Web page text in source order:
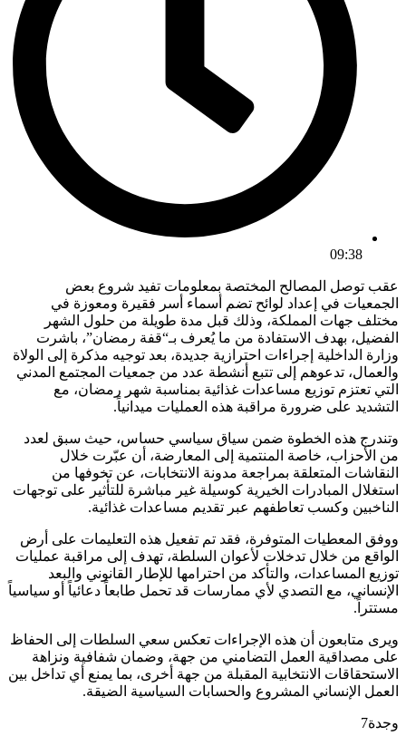
09:38
عقب توصل المصالح المختصة بمعلومات تفيد شروع بعض
الجمعيات في إعداد لوائح تضم أسماء أسر فقيرة ومعوزة في
مختلف جهات المملكة، وذلك قبل مدة طويلة من حلول الشهر
الفضيل، بهدف الاستفادة من ما يُعرف بـ“قفة رمضان”، باشرت
وزارة الداخلية إجراءات احترازية جديدة، بعد توجيه مذكرة إلى الولاة
والعمال، تدعوهم إلى تتبع أنشطة عدد من جمعيات المجتمع المدني
التي تعتزم توزيع مساعدات غذائية بمناسبة شهر رمضان، مع
التشديد على ضرورة مراقبة هذه العمليات ميدانياً.
وتندرج هذه الخطوة ضمن سياق سياسي حساس، حيث سبق لعدد
من الأحزاب، خاصة المنتمية إلى المعارضة، أن عبّرت خلال
النقاشات المتعلقة بمراجعة مدونة الانتخابات، عن تخوفها من
استغلال المبادرات الخيرية كوسيلة غير مباشرة للتأثير على توجهات
الناخبين وكسب تعاطفهم عبر تقديم مساعدات غذائية.
ووفق المعطيات المتوفرة، فقد تم تفعيل هذه التعليمات على أرض
الواقع من خلال تدخلات لأعوان السلطة، تهدف إلى مراقبة عمليات
توزيع المساعدات، والتأكد من احترامها للإطار القانوني والبعد
الإنساني، مع التصدي لأي ممارسات قد تحمل طابعاً دعائياً أو سياسياً
مستتراً.
ويرى متابعون أن هذه الإجراءات تعكس سعي السلطات إلى الحفاظ
على مصداقية العمل التضامني من جهة، وضمان شفافية ونزاهة
الاستحقاقات الانتخابية المقبلة من جهة أخرى، بما يمنع أي تداخل بين
العمل الإنساني المشروع والحسابات السياسية الضيقة.
وجدة7